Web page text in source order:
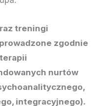
treningi
zgodnie
nurtów
integracyjnego).